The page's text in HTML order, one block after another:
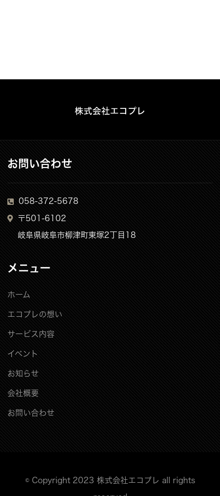
お問い合わせ
058-372-5678
〒501-6102
岐阜県岐阜市柳津町東塚2丁目18
メニュー
ホーム
エコプレの想い
サービス内容
イベント
お知らせ
会社概要
お問い合わせ
© Copyright 2023 株式会社エコプレ all rights